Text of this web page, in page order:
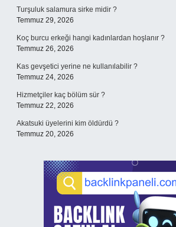
Turşuluk salamura sirke midir ?
Temmuz 29, 2026
Koç burcu erkeği hangi kadınlardan hoşlanır ?
Temmuz 26, 2026
Kas gevşetici yerine ne kullanılabilir ?
Temmuz 24, 2026
Hizmetçiler kaç bölüm sür ?
Temmuz 22, 2026
Akatsuki üyelerini kim öldürdü ?
Temmuz 20, 2026